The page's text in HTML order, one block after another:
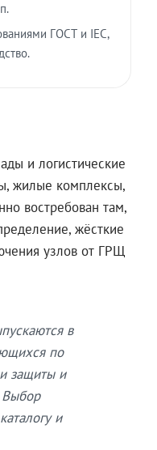
ГОСТ и IEC,
и логистические
жилые комплексы,
востребован там,
жёсткие
узлов от ГРЩ
в
по
защиты и
Выбор
и